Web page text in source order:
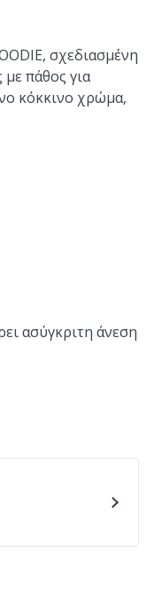
σχεδιασμένη
πάθος για
κόκκινο χρώμα,
ασύγκριτη άνεση